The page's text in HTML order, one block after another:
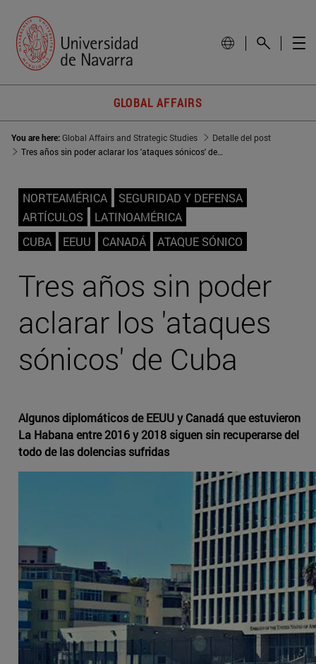
GLOBAL AFFAIRS
You are here:Global Affairs and Strategic Studies
Detalle del post
Tres años sin poder aclarar los 'ataques sónicos' de Cuba
NORTEAMÉRICA
SEGURIDAD Y DEFENSA
ARTÍCULOS
LATINOAMÉRICA
CUBA
EEUU CANADÁ ATAQUE SÓNICO
Tres años sin poder
aclarar los 'ataques
sónicos' de Cuba
Algunos diplomáticos de EEUU y Canadá que estuvieron
La Habana entre 2016 y 2018 siguen sin recuperarse del
todo de las dolencias sufridas